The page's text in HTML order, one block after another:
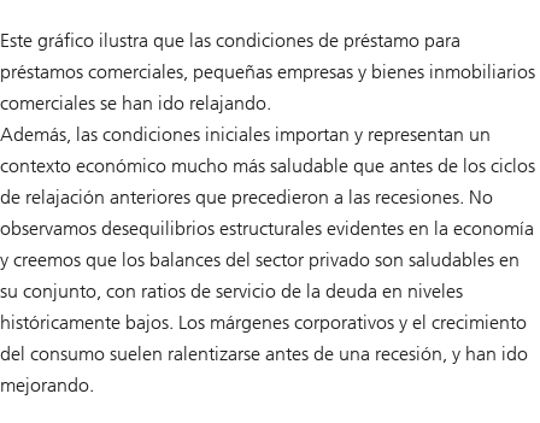
Este gráfico ilustra que las condiciones de préstamo para
préstamos comerciales, pequeñas empresas y bienes inmobiliarios
comerciales se han ido relajando.
Además, las condiciones iniciales importan y representan un
contexto económico mucho más saludable que antes de los ciclos
de relajación anteriores que precedieron a las recesiones. No
observamos desequilibrios estructurales evidentes en la economía
y creemos que los balances del sector privado son saludables en
su conjunto, con ratios de servicio de la deuda en niveles
históricamente bajos. Los márgenes corporativos y el crecimiento
del consumo suelen ralentizarse antes de una recesión, y han ido
mejorando.